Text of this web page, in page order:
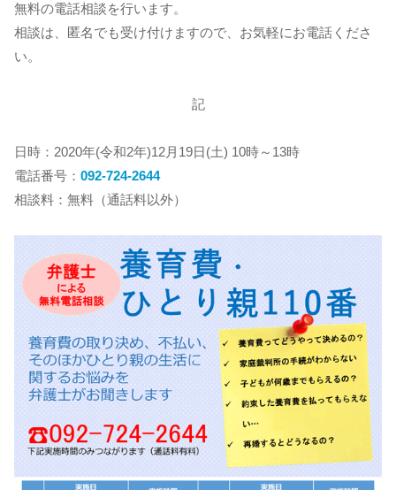
無料の電話相談を行います。
相談は、匿名でも受け付けますので、お気軽にお電話くださ
い。
記
日時：2020年(令和2年)12月19日(土) 10時～13時
電話番号： 092-724-2644
相談料：無料（通話料以外）